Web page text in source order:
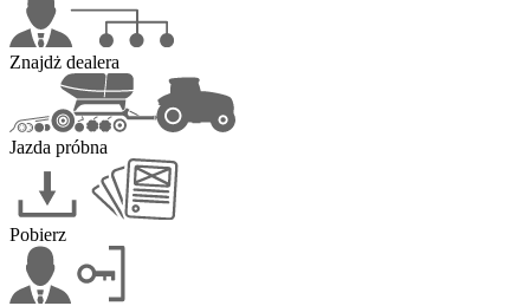
Znajdż dealera
Jazda próbna
Pobierz